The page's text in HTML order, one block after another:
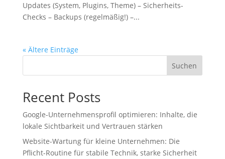
Updates (System, Plugins, Theme) – Sicherheits-
Checks – Backups (regelmäßig!) –...
« Ältere Einträge
Suchen
Recent Posts
Google-Unternehmensprofil optimieren: Inhalte, die
lokale Sichtbarkeit und Vertrauen stärken
Website-Wartung für kleine Unternehmen: Die
Pflicht-Routine für stabile Technik, starke Sicherheit